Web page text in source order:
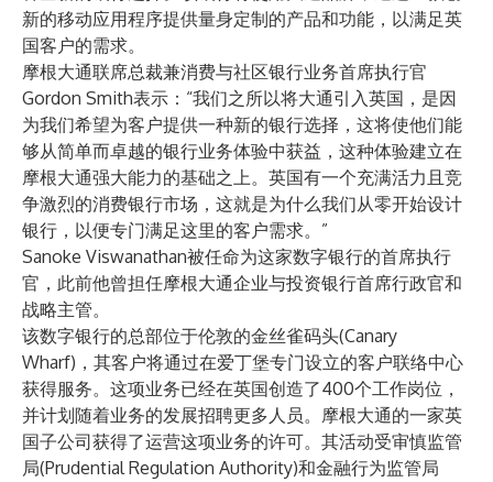
新的移动应用程序提供量身定制的产品和功能，以满足英
国客户的需求。
摩根大通联席总裁兼消费与社区银行业务首席执行官
Gordon Smith表示：“我们之所以将大通引入英国，是因
为我们希望为客户提供一种新的银行选择，这将使他们能
够从简单而卓越的银行业务体验中获益，这种体验建立在
摩根大通强大能力的基础之上。英国有一个充满活力且竞
争激烈的消费银行市场，这就是为什么我们从零开始设计
银行，以便专门满足这里的客户需求。”
Sanoke Viswanathan被任命为这家数字银行的首席执行
官，此前他曾担任摩根大通企业与投资银行首席行政官和
战略主管。
该数字银行的总部位于伦敦的金丝雀码头(Canary
Wharf)，其客户将通过在爱丁堡专门设立的客户联络中心
获得服务。这项业务已经在英国创造了400个工作岗位，
并计划随着业务的发展招聘更多人员。摩根大通的一家英
国子公司获得了运营这项业务的许可。其活动受审慎监管
局(Prudential Regulation Authority)和金融行为监管局